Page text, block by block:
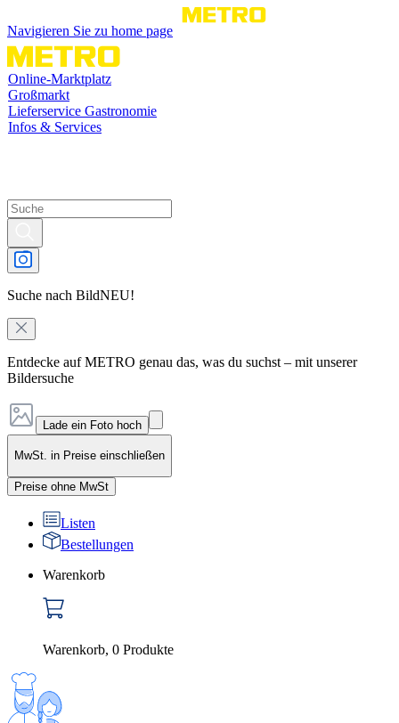
Navigieren Sie zu home page
Online-Marktplatz
Großmarkt
Lieferservice Gastronomie
Infos & Services
Suche nach BildNEU!
Entdecke auf METRO genau das, was du suchst – mit unserer
Bildersuche
Lade ein Foto hoch
MwSt. in Preise einschließen
Preise ohne MwSt
Listen
Bestellungen
Warenkorb
Warenkorb, 0 Produkte